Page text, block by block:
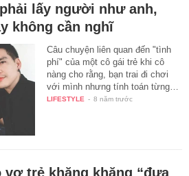
lấy người như anh,
không cần nghĩ
Câu chuyện liên quan đến "tình
phí" của một cô gái trẻ khi cô
nàng cho rằng, bạn trai đi chơi
với mình nhưng tính toán từng…
LIFESTYLE - 8 năm trước
vợ trẻ khăng khăng “đưa